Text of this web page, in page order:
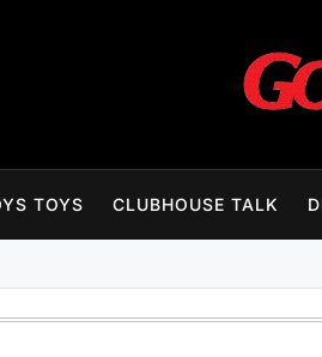
TOYS CLUBHOUSE TALK